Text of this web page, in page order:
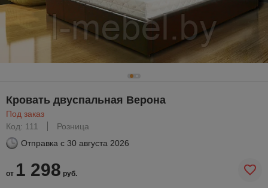
Кровать двуспальная Верона
Под заказ
Код: 111
Розница
Отправка с 30 августа 2026
от 1 298 руб.